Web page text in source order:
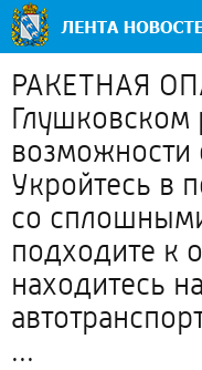
РАКЕТНАЯ
Глушковском
возможности
Укройтесь в
со
подходите к
находитесь
...